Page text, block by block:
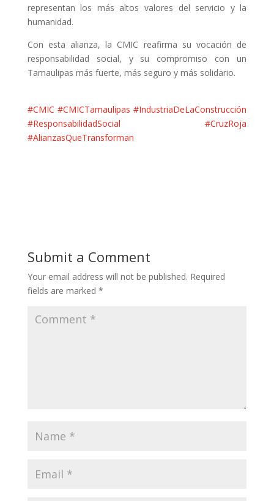
representan los más altos valores del servicio y la
humanidad.
Con esta alianza, la CMIC reafirma su vocación de
responsabilidad social, y su compromiso con un
Tamaulipas más fuerte, más seguro y más solidario.
#CMIC #CMICTamaulipas #IndustriaDeLaConstrucción
#ResponsabilidadSocial
#CruzRoja
#AlianzasQueTransforman
Submit a Comment
Your email address will not be published. Required
fields are marked *